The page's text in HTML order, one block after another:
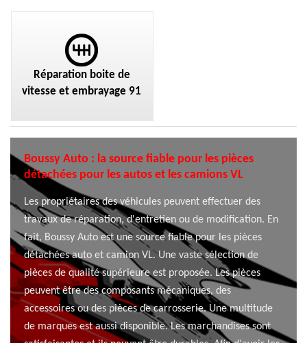
Réparation boite de
vitesse et embrayage 91
Boussy Auto : la source fiable pour les pièces
détachées pour les autos et les camions VL
Les propriétaires des véhicules peuvent effectuer des
travaux de réparation, d'entretien ou de modification. En
fait, Boussy Auto est une source fiable pour les pièces
détachées auto et camion VL. Une vaste sélection de
pièces de qualité supérieure est proposée. Les pièces
peuvent être des composants mécaniques, des
accessoires ou des pièces de carrosserie. Une multitude
de marques est aussi disponible. Les marchandises sont